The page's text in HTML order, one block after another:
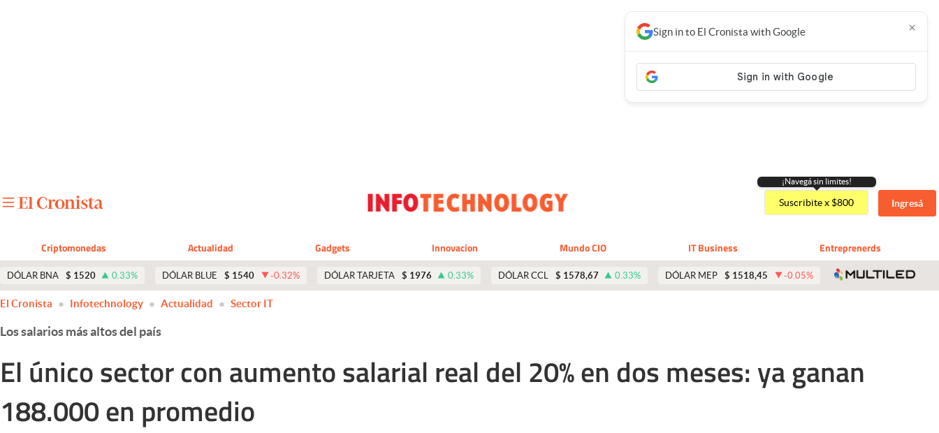
Apertura
Clima
Mundial 2026
¡Navegá sin limites!
Suscribite x $800 Ingresá
Criptomonedas Actualidad Gadgets Innovacion Mundo CIO IT Business Entreprenerds
DÓLAR BNA $ 1520 0.33% DÓLAR BLUE $ 1540 -0.32% DÓLAR TARJETA $ 1976 0.33% DÓLAR CCL $ 1578,67 0.33% DÓLAR MEP $ 1518,45 -0.05%
Sign in to El Cronista with Google ×
El Cronista Infotechnology Actualidad Sector IT
Los salarios más altos del país
El único sector con aumento salarial real del 20% en dos meses: ya ganan
188.000 en promedio